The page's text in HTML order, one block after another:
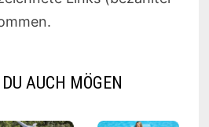
AUCH MÖGEN